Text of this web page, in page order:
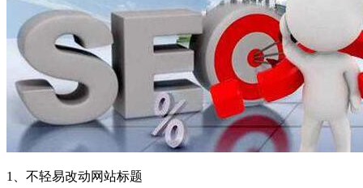
1、不轻易改动网站标题